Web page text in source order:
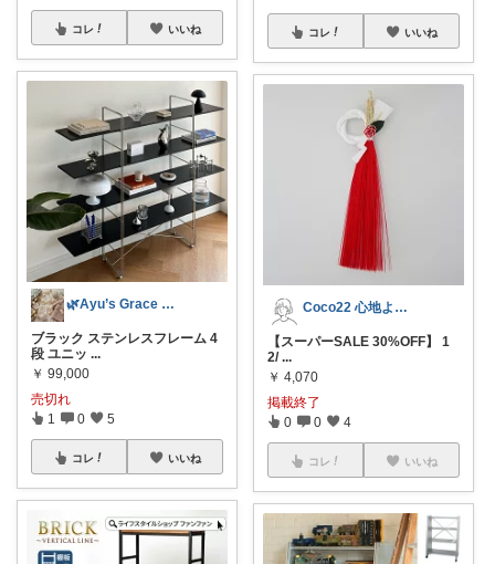
コレ いいね
🌿Ayu’s Grace Room
ブラック ステンレスフレーム 4
段 ユニッ ...
￥ 99,000
売切れ
1 0 5
コレ いいね
コレ いいね
Coco22 心地よい暮らし
【スーパーSALE 30%OFF】 1
2/ ...
￥ 4,070
掲載終了
0 0 4
コレ いいね